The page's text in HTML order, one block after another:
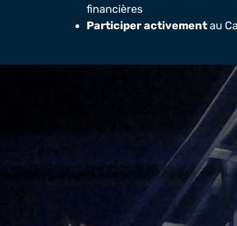
financières
Participer activementau